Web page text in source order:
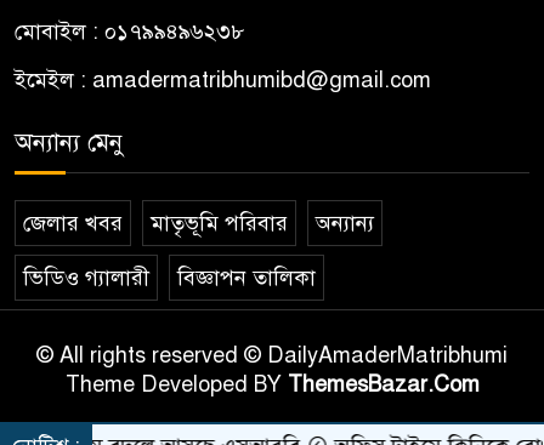
মোবাইল : ০১৭৯৯৪৯৬২৩৮
ইমেইল : amadermatribhumibd@gmail.com
অন্যান্য মেনু
জেলার খবর মাতৃভূমি পরিবার অন্যান্য
ভিডিও গ্যালারী বিজ্ঞাপন তালিকা
© All rights reserved © DailyAmaderMatribhumi
Theme Developed BY ThemesBazar.Com